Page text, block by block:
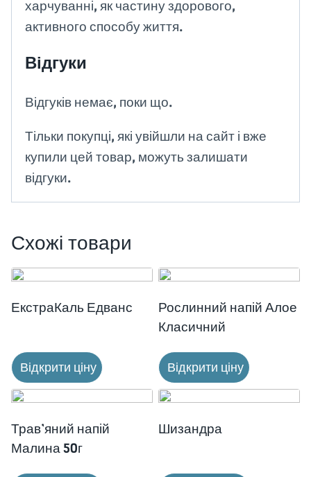
харчуванні, як частину здорового,
активного способу життя.
Відгуки
Відгуків немає, поки що.
Тільки покупці, які увійшли на сайт і вже
купили цей товар, можуть залишати
відгуки.
Схожі товари
ЕкстраКаль Едванс
Відкрити ціну
Рослинний напій Алое
Класичний
Відкрити ціну
Трав’яний напій
Малина 50г
Шизандра